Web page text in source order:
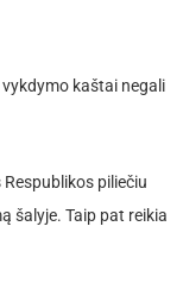
kaštai negali
piliečiu
šalyje. Taip pat reikia